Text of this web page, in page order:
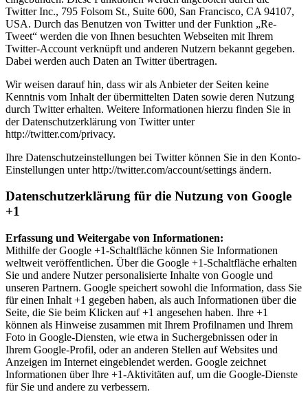
Twitter Inc., 795 Folsom St., Suite 600, San Francisco, CA 94107,
USA. Durch das Benutzen von Twitter und der Funktion „Re-
Tweet“ werden die von Ihnen besuchten Webseiten mit Ihrem
Twitter-Account verknüpft und anderen Nutzern bekannt gegeben.
Dabei werden auch Daten an Twitter übertragen.
Wir weisen darauf hin, dass wir als Anbieter der Seiten keine
Kenntnis vom Inhalt der übermittelten Daten sowie deren Nutzung
durch Twitter erhalten. Weitere Informationen hierzu finden Sie in
der Datenschutzerklärung von Twitter unter
http://twitter.com/privacy.
Ihre Datenschutzeinstellungen bei Twitter können Sie in den Konto-
Einstellungen unter http://twitter.com/account/settings ändern.
Datenschutzerklärung für die Nutzung von Google
+1
Erfassung und Weitergabe von Informationen:
Mithilfe der Google +1-Schaltfläche können Sie Informationen
weltweit veröffentlichen. Über die Google +1-Schaltfläche erhalten
Sie und andere Nutzer personalisierte Inhalte von Google und
unseren Partnern. Google speichert sowohl die Information, dass Sie
für einen Inhalt +1 gegeben haben, als auch Informationen über die
Seite, die Sie beim Klicken auf +1 angesehen haben. Ihre +1
können als Hinweise zusammen mit Ihrem Profilnamen und Ihrem
Foto in Google-Diensten, wie etwa in Suchergebnissen oder in
Ihrem Google-Profil, oder an anderen Stellen auf Websites und
Anzeigen im Internet eingeblendet werden. Google zeichnet
Informationen über Ihre +1-Aktivitäten auf, um die Google-Dienste
für Sie und andere zu verbessern.